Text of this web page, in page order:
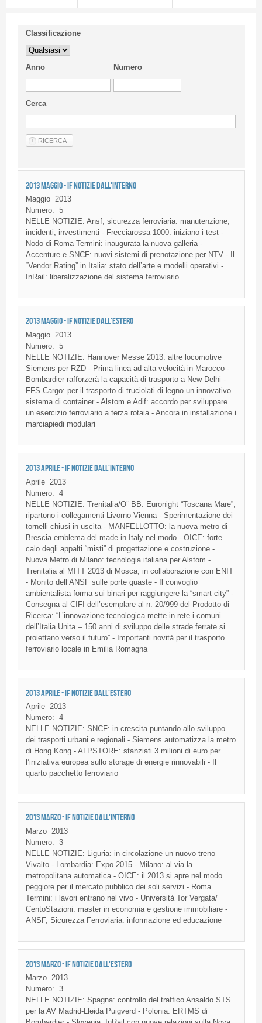
Classificazione
Anno Numero
Cerca
2013 MAGGIO - IF NOTIZIE DALL'INTERNO
Maggio 2013
Numero: 5
NELLE NOTIZIE: Ansf, sicurezza ferroviaria: manutenzione,
incidenti, investimenti - Frecciarossa 1000: iniziano i test -
Nodo di Roma Termini: inaugurata la nuova galleria -
Accenture e SNCF: nuovi sistemi di prenotazione per NTV - Il
“Vendor Rating” in Italia: stato dell’arte e modelli operativi -
InRail: liberalizzazione del sistema ferroviario
2013 MAGGIO - IF NOTIZIE DALL'ESTERO
Maggio
2013
Numero: 5
NELLE NOTIZIE: Hannover Messe 2013: altre locomotive
Siemens per RZD - Prima linea ad alta velocità in Marocco -
Bombardier rafforzerà la capacità di trasporto a New Delhi -
FFS Cargo: per il trasporto di truciolati di legno un innovativo
sistema di container - Alstom e Adif: accordo per sviluppare
un esercizio ferroviario a terza rotaia - Ancora in installazione i
marciapiedi modulari
2013 APRILE - IF NOTIZIE DALL'INTERNO
Aprile
2013
Numero: 4
NELLE NOTIZIE: Trenitalia/O¨ BB: Euronight “Toscana Mare”,
ripartono i collegamenti Livorno-Vienna - Sperimentazione dei
tornelli chiusi in uscita - MANFELLOTTO: la nuova metro di
Brescia emblema del made in Italy nel modo - OICE: forte
calo degli appalti “misti” di progettazione e costruzione -
Nuova Metro di Milano: tecnologia italiana per Alstom -
Trenitalia al MITT 2013 di Mosca, in collaborazione con ENIT
- Monito dell’ANSF sulle porte guaste - Il convoglio
ambientalista forma sui binari per raggiungere la “smart city” -
Consegna al CIFI dell’esemplare al n. 20/999 del Prodotto di
Ricerca: “L’innovazione tecnologica mette in rete i comuni
dell’Italia Unita – 150 anni di sviluppo delle strade ferrate si
proiettano verso il futuro” - Importanti novità per il trasporto
ferroviario locale in Emilia Romagna
2013 APRILE - IF NOTIZIE DALL'ESTERO
Aprile 2013
Numero: 4
NELLE NOTIZIE: SNCF: in crescita puntando allo sviluppo
dei trasporti urbani e regionali - Siemens automatizza la metro
di Hong Kong - ALPSTORE: stanziati 3 milioni di euro per
l’iniziativa europea sullo storage di energie rinnovabili - Il
quarto pacchetto ferroviario
2013 MARZO - IF NOTIZIE DALL'INTERNO
Marzo
2013
Numero: 3
NELLE NOTIZIE: Liguria: in circolazione un nuovo treno
Vivalto - Lombardia: Expo 2015 - Milano: al via la
metropolitana automatica - OICE: il 2013 si apre nel modo
peggiore per il mercato pubblico dei soli servizi - Roma
Termini: i lavori entrano nel vivo - Università Tor Vergata/
CentoStazioni: master in economia e gestione immobiliare -
ANSF, Sicurezza Ferroviaria: informazione ed educazione
2013 MARZO - IF NOTIZIE DALL'ESTERO
Marzo 2013
Numero: 3
NELLE NOTIZIE: Spagna: controllo del traffico Ansaldo STS
per la AV Madrid-Lleida Puigverd - Polonia: ERTMS di